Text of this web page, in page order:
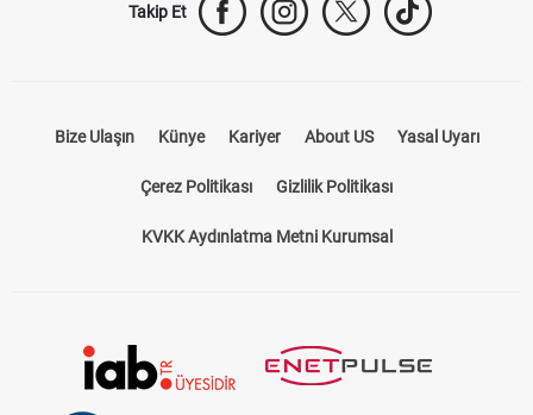
Takip Et
Bize Ulaşın Künye Kariyer About US Yasal Uyarı
Çerez Politikası Gizlilik Politikası
KVKK Aydınlatma Metni Kurumsal